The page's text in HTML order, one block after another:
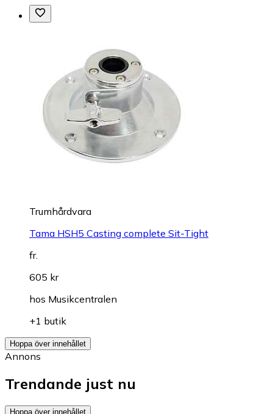
Trumhårdvara
Tama HSH5 Casting complete Sit-Tight
fr.
605 kr
hos Musikcentralen
+1 butik
Hoppa över innehållet
Annons
Trendande just nu
Hoppa över innehållet